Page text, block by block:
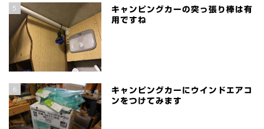
5
キャンピングカーの突っ張り棒は有
用ですね
6
キャンピングカーにウインドエアコ
ンをつけてみます